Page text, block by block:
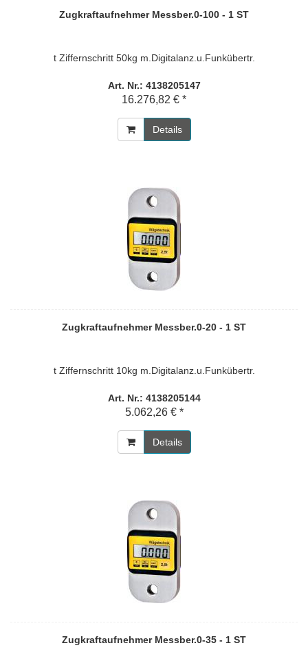
Zugkraftaufnehmer Messber.0-100 - 1 ST
t Ziffernschritt 50kg m.Digitalanz.u.Funkübertr.
Art. Nr.: 4138205147
16.276,82 € *
Details
Zugkraftaufnehmer Messber.0-20 - 1 ST
t Ziffernschritt 10kg m.Digitalanz.u.Funkübertr.
Art. Nr.: 4138205144
5.062,26 € *
Details
Zugkraftaufnehmer Messber.0-35 - 1 ST